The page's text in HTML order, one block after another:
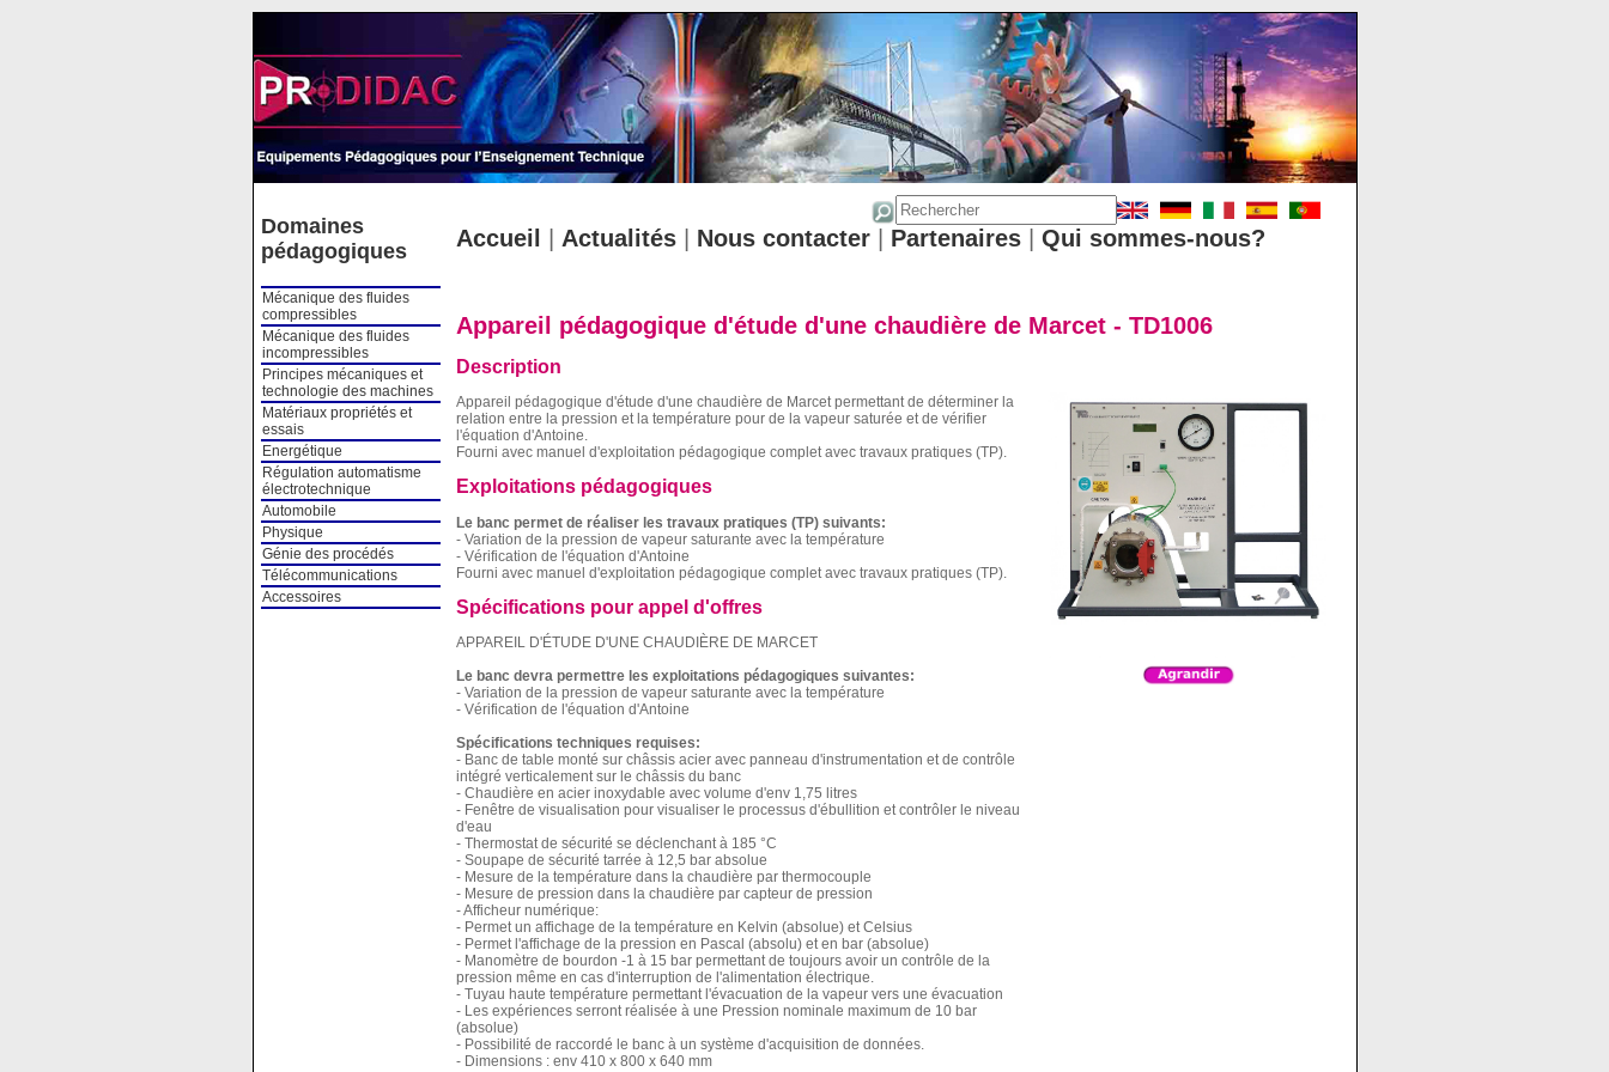
Domaines
pédagogiques
Mécanique des fluides
compressibles
Mécanique des fluides
incompressibles
Principes mécaniques et
technologie des machines
Matériaux propriétés et
essais
Energétique
Régulation automatisme
électrotechnique
Automobile
Physique
Génie des procédés
Télécommunications
Accessoires
Accueil Actualités| Nous contacter| Partenaires| Qui sommes-nous?
Appareil pédagogique d'étude d'une chaudière de Marcet - TD1006
Description
Appareil pédagogique d'étude d'une chaudière de Marcet permettant de déterminer la
relation entre la pression et la température pour de la vapeur saturée et de vérifier
l'équation d'Antoine.
Fourni avec manuel d'exploitation pédagogique complet avec travaux pratiques (TP).
Exploitations pédagogiques
Le banc permet de réaliser les travaux pratiques (TP) suivants:
- Variation de la pression de vapeur saturante avec la température
- Vérification de l'équation d'Antoine
Fourni avec manuel d'exploitation pédagogique complet avec travaux pratiques (TP).
Spécifications pour appel d'offres
APPAREIL D'ÉTUDE D'UNE CHAUDIÈRE DE MARCET
Le banc devra permettre les exploitations pédagogiques suivantes:
- Variation de la pression de vapeur saturante avec la température
- Vérification de l'équation d'Antoine
Spécifications techniques requises:
- Banc de table monté sur châssis acier avec panneau d'instrumentation et de contrôle
intégré verticalement sur le châssis du banc
- Chaudière en acier inoxydable avec volume d'env 1,75 litres
- Fenêtre de visualisation pour visualiser le processus d'ébullition et contrôler le niveau
d'eau
- Thermostat de sécurité se déclenchant à 185 °C
- Soupape de sécurité tarrée à 12,5 bar absolue
- Mesure de la température dans la chaudière par thermocouple
- Mesure de pression dans la chaudière par capteur de pression
- Afficheur numérique:
- Permet un affichage de la température en Kelvin (absolue) et Celsius
- Permet l'affichage de la pression en Pascal (absolu) et en bar (absolue)
- Manomètre de bourdon -1 à 15 bar permettant de toujours avoir un contrôle de la
pression même en cas d'interruption de l'alimentation électrique.
- Tuyau haute température permettant l'évacuation de la vapeur vers une évacuation
- Les expériences serront réalisée à une Pression nominale maximum de 10 bar
(absolue)
- Possibilité de raccordé le banc à un système d'acquisition de données.
- Dimensions : env 410 x 800 x 640 mm